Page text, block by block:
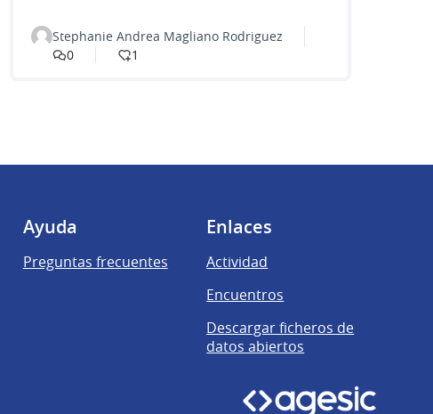
Stephanie Andrea Magliano Rodriguez
0
1
Ayuda
Preguntas frecuentes
Enlaces
Actividad
Encuentros
Descargar ficheros de
datos abiertos